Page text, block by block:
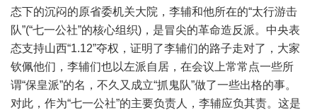
态下的沉闷的原省委机关大院，李辅和他所在的“太行游击
队”(“七一公社”的核心组织)，是冒尖的革命造反派。中央表
态支持山西“1.12”夺权，证明了李辅们的路子走对了，大家
钦佩他们，李辅们也以左派自居，在会议上常常点一些所
谓“保皇派”的名，不久又成立“抓鬼队”做了一些出格的事。
对此，作为“七一公社”的主要负责人，李辅应负其责。这是